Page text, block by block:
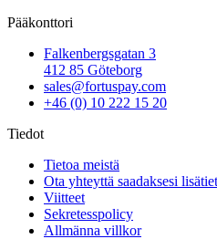
Pääkonttori
Falkenbergsgatan 3
412 85 Göteborg
sales@fortuspay.com
+46 (0) 10 222 15 20
Tiedot
Tietoa meistä
Ota yhteyttä saadaksesi
Viitteet
Sekretesspolicy
Allmänna villkor